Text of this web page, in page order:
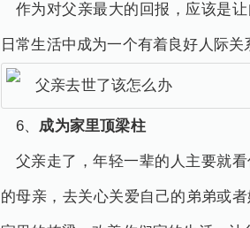
作为对父亲最大的回报，应该是
日常生活中成为一个有着良好人际
6、 成为家里顶梁柱
父亲走了，年轻一辈的人主要就
的母亲，去关心关爱自己的弟弟或